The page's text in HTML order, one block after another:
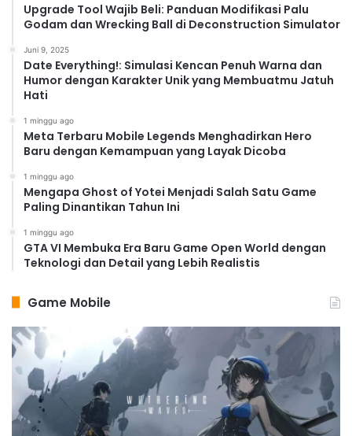
Upgrade Tool Wajib Beli: Panduan Modifikasi Palu
Godam dan Wrecking Ball di Deconstruction Simulator
Juni 9, 2025
Date Everything!: Simulasi Kencan Penuh Warna dan
Humor dengan Karakter Unik yang Membuatmu Jatuh
Hati
1 minggu ago
Meta Terbaru Mobile Legends Menghadirkan Hero
Baru dengan Kemampuan yang Layak Dicoba
1 minggu ago
Mengapa Ghost of Yotei Menjadi Salah Satu Game
Paling Dinantikan Tahun Ini
1 minggu ago
GTA VI Membuka Era Baru Game Open World dengan
Teknologi dan Detail yang Lebih Realistis
Game Mobile